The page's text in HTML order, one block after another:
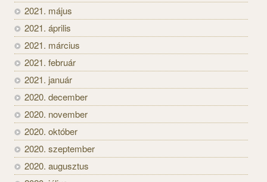
2021. május
2021. április
2021. március
2021. február
2021. január
2020. december
2020. november
2020. október
2020. szeptember
2020. augusztus